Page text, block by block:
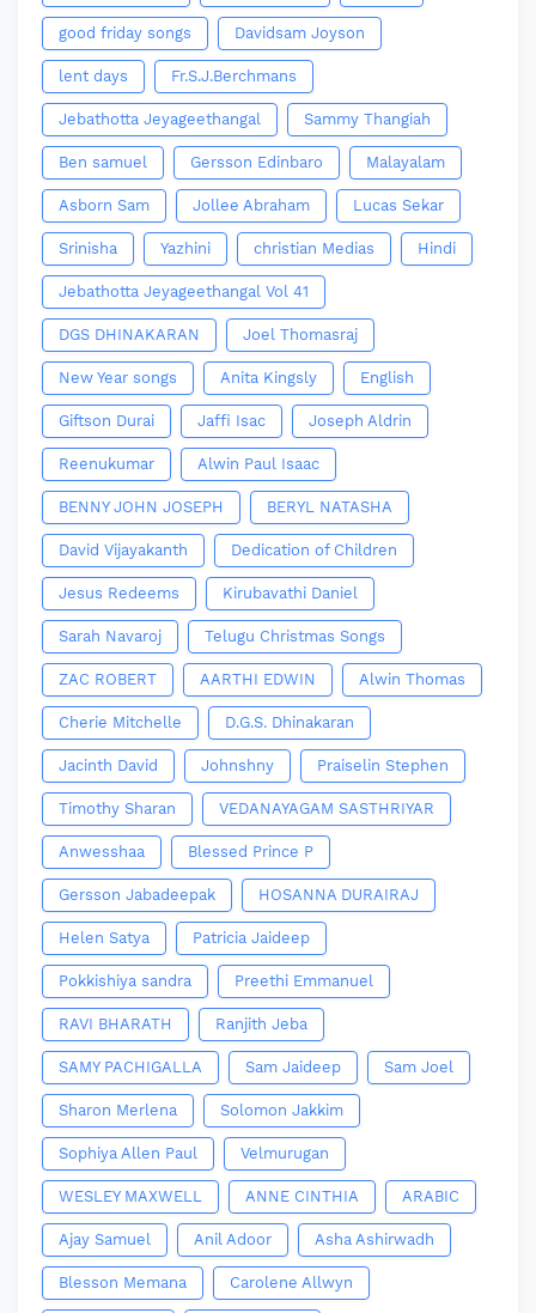
good friday songs Davidsam Joyson
lent days Fr.S.J.Berchmans
Jebathotta Jeyageethangal Sammy Thangiah
Ben samuel Gersson Edinbaro Malayalam
Asborn Sam Jollee Abraham Lucas Sekar
Srinisha Yazhini christian Medias Hindi
Jebathotta Jeyageethangal Vol 41
DGS DHINAKARAN Joel Thomasraj
New Year songs Anita Kingsly English
Giftson Durai Jaffi Isac Joseph Aldrin
Reenukumar Alwin Paul Isaac
BENNY JOHN JOSEPH BERYL NATASHA
David Vijayakanth Dedication of Children
Jesus Redeems Kirubavathi Daniel
Sarah Navaroj Telugu Christmas Songs
ZAC ROBERT AARTHI EDWIN Alwin Thomas
Cherie Mitchelle D.G.S. Dhinakaran
Jacinth David Johnshny Praiselin Stephen
Timothy Sharan VEDANAYAGAM SASTHRIYAR
Anwesshaa Blessed Prince P
Gersson Jabadeepak HOSANNA DURAIRAJ
Helen Satya Patricia Jaideep
Pokkishiya sandra Preethi Emmanuel
RAVI BHARATH Ranjith Jeba
SAMY PACHIGALLA Sam Jaideep Sam Joel
Sharon Merlena Solomon Jakkim
Sophiya Allen Paul Velmurugan
WESLEY MAXWELL ANNE CINTHIA ARABIC
Ajay Samuel Anil Adoor Asha Ashirwadh
Blesson Memana Carolene Allwyn